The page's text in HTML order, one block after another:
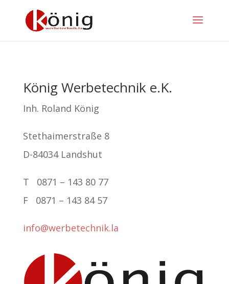
König Werbetechnik e.K.
Inh. Roland König
Stethaimerstraße 8
D-84034 Landshut
T 0871 – 143 80 77
F 0871 – 143 84 57
info@werbetechnik.la